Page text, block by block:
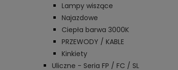
Lampy wiszące
Najazdowe
Ciepła barwa 3000K
PRZEWODY / KABLE
Kinkiety
Uliczne - Seria FP / FC / SL